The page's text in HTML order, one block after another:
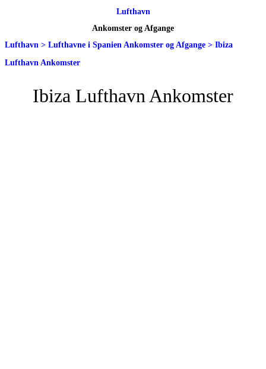
Lufthavn
Ankomster og Afgange
Lufthavn > Lufthavne i Spanien Ankomster og Afgange > Ibiza
Lufthavn Ankomster
Ibiza Lufthavn Ankomster